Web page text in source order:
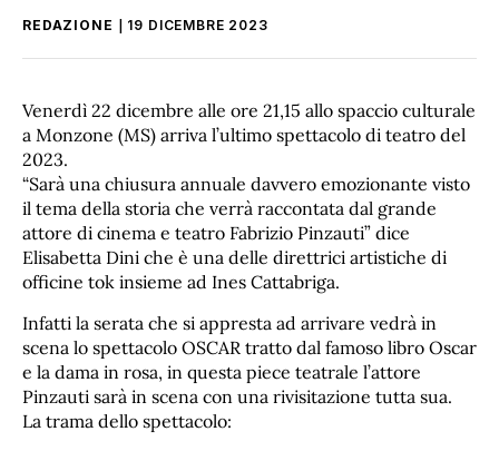
REDAZIONE 19 DICEMBRE 2023
Venerdì 22 dicembre alle ore 21,15 allo spaccio culturale
a Monzone (MS) arriva l’ultimo spettacolo di teatro del
2023.
“Sarà una chiusura annuale davvero emozionante visto
il tema della storia che verrà raccontata dal grande
attore di cinema e teatro Fabrizio Pinzauti” dice
Elisabetta Dini che è una delle direttrici artistiche di
officine tok insieme ad Ines Cattabriga.
Infatti la serata che si appresta ad arrivare vedrà in
scena lo spettacolo OSCAR tratto dal famoso libro Oscar
e la dama in rosa, in questa piece teatrale l’attore
Pinzauti sarà in scena con una rivisitazione tutta sua.
La trama dello spettacolo: